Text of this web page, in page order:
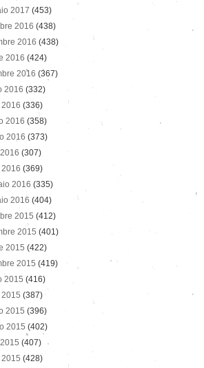
2017 (453)
2016 (438)
2016 (438)
2016 (424)
2016 (367)
2016 (332)
(336)
2016 (358)
2016 (373)
(307)
2016 (369)
2016 (335)
2016 (404)
2015 (412)
2015 (401)
2015 (422)
2015 (419)
2015 (416)
(387)
2015 (396)
2015 (402)
(407)
2015 (428)